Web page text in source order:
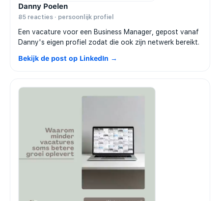
Danny Poelen
85 reacties · persoonlijk profiel
Een vacature voor een Business Manager, gepost vanaf
Danny's eigen profiel zodat die ook zijn netwerk bereikt.
Bekijk de post op LinkedIn →